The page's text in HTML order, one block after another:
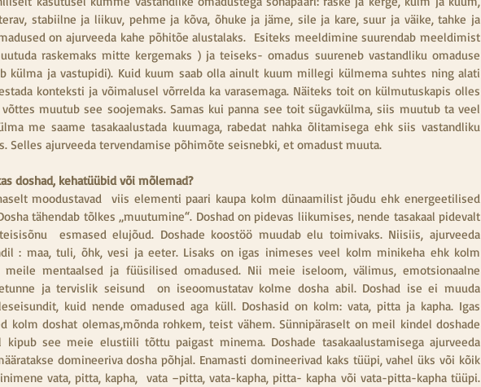
stabiilne ja liikuv, pehme ja kõva, õhuke ja jäme, sile ja kare, suur ja väike, tahke ja
on ajurveeda kahe põhitõe alustalaks.  Esiteks meeldimine suurendab meeldimist
raskemaks mitte kergemaks ) ja teiseks- omadus suureneb vastandliku omaduse
külma ja vastupidi). Kuid kuum saab olla ainult kuum millegi külmema suhtes ning alati
konteksti ja võimalusel võrrelda ka varasemaga. Näiteks toit on külmutuskapis olles
muutub see soojemaks. Samas kui panna see toit sügavkülma, siis muutub ta veel
me saame tasakaalustada kuumaga, rabedat nahka õlitamisega ehk siis vastandliku
Selles ajurveeda tervendamise põhimõte seisnebki, et omadust muuta.
doshad, kehatüübid või mõlemad?
moodustavad  viis elementi paari kaupa kolm dünaamilist jõudu ehk energeetilised
tähendab tõlkes „muutumine“. Doshad on pidevas liikumises, nende tasakaal pidevalt
esmased elujõud. Doshade koostöö muudab elu toimivaks. Niisiis, ajurveeda
: maa, tuli, õhk, vesi ja eeter. Lisaks on igas inimeses veel kolm minikeha ehk kolm
meile mentaalsed ja füüsilised omadused. Nii meie iseloom, välimus, emotsionaalne
ja tervislik seisund  on iseoomustatav kolme dosha abil. Doshad ise ei muuda
kuid nende omadused aga küll. Doshasid on kolm: vata, pitta ja kapha. Igas
kolm doshat olemas,mõnda rohkem, teist vähem. Sünnipäraselt on meil kindel doshade
kipub see meie elustiili tõttu paigast minema. Doshade tasakaalustamisega ajurveeda
domineeriva dosha põhjal. Enamasti domineerivad kaks tüüpi, vahel üks või kõik
vata, pitta, kapha,  vata –pitta, vata-kapha, pitta- kapha või vata-pitta-kapha tüüpi.